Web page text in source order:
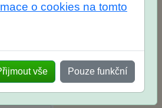
o cookies na tomto
vše Pouze funkční